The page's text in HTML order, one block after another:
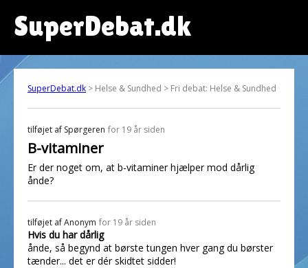
SuperDebat.dk
SuperDebat.dk > Helse & Sundhed > Fri debat: Helse & Sundhed
tilføjet af Spørgeren for 19 år siden
B-vitaminer
Er der noget om, at b-vitaminer hjælper mod dårlig
ånde?
tilføjet afAnonym for 19 år siden
Hvis du har dårlig
ånde, så begynd at børste tungen hver gang du børster
tænder... det er dér skidtet sidder!